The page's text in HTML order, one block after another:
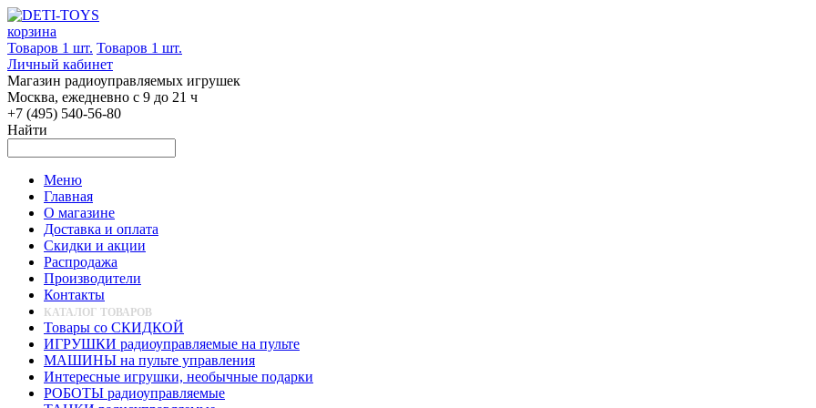
корзина
Товаров 1 шт. Товаров 1 шт.
Личный кабинет
Магазин радиоуправляемых игрушек
Москва, ежедневно с 9 до 21 ч
+7 (495) 540-56-80
Найти
Меню
Главная
О магазине
Доставка и оплата
Скидки и акции
Распродажа
Производители
Контакты
КАТАЛОГ ТОВАРОВ
Товары со СКИДКОЙ
ИГРУШКИ радиоуправляемые на пульте
МАШИНЫ на пульте управления
Интересные игрушки, необычные подарки
РОБОТЫ радиоуправляемые